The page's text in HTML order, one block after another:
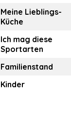
Meine Lieblings-
Küche
Ich mag diese
Sportarten
Familienstand
Kinder